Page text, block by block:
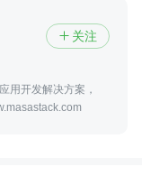
 关注
用开发解决方案，